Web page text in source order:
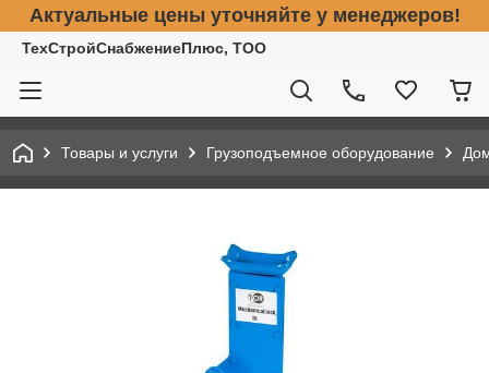
Актуальные цены уточняйте у менеджеров!
ТехСтройСнабжениеПлюс, ТОО
Товары и услуги Грузоподъемное оборудование